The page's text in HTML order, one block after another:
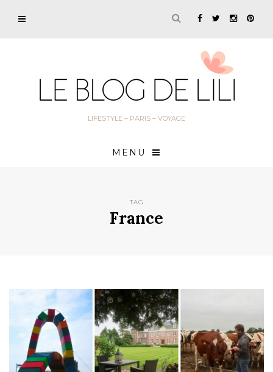
LIFESTYLE – PARIS – VOYAGE
MENU
TAG
France